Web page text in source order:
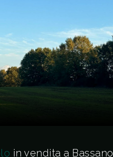
in vendita a Bassano